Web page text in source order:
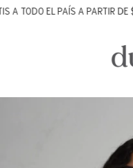
EL PAÍS A PARTIR DE